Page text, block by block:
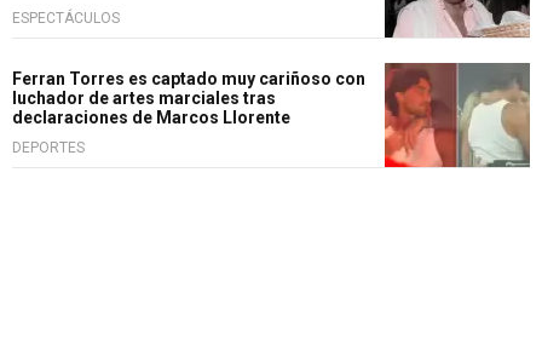
ESPECTÁCULOS
Ferran Torres es captado muy cariñoso con
luchador de artes marciales tras
declaraciones de Marcos Llorente
DEPORTES